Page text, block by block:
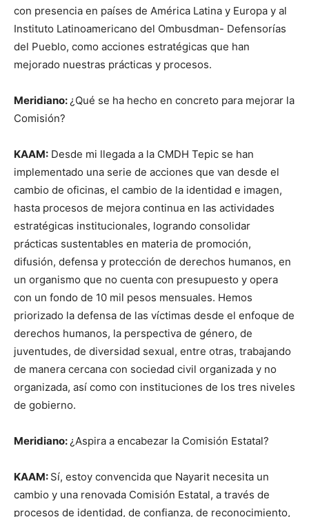
con presencia en países de América Latina y Europa y al
Instituto Latinoamericano del Ombusdman- Defensorías
del Pueblo, como acciones estratégicas que han
mejorado nuestras prácticas y procesos.
Meridiano:¿Qué se ha hecho en concreto para mejorar la
Comisión?
KAAM: Desde mi llegada a la CMDH Tepic se han
implementado una serie de acciones que van desde el
cambio de oficinas, el cambio de la identidad e imagen,
hasta procesos de mejora continua en las actividades
estratégicas institucionales, logrando consolidar
prácticas sustentables en materia de promoción,
difusión, defensa y protección de derechos humanos, en
un organismo que no cuenta con presupuesto y opera
con un fondo de 10 mil pesos mensuales. Hemos
priorizado la defensa de las víctimas desde el enfoque de
derechos humanos, la perspectiva de género, de
juventudes, de diversidad sexual, entre otras, trabajando
de manera cercana con sociedad civil organizada y no
organizada, así como con instituciones de los tres niveles
de gobierno.
Meridiano:¿Aspira a encabezar la Comisión Estatal?
KAAM: Sí, estoy convencida que Nayarit necesita un
cambio y una renovada Comisión Estatal, a través de
procesos de identidad, de confianza, de reconocimiento,